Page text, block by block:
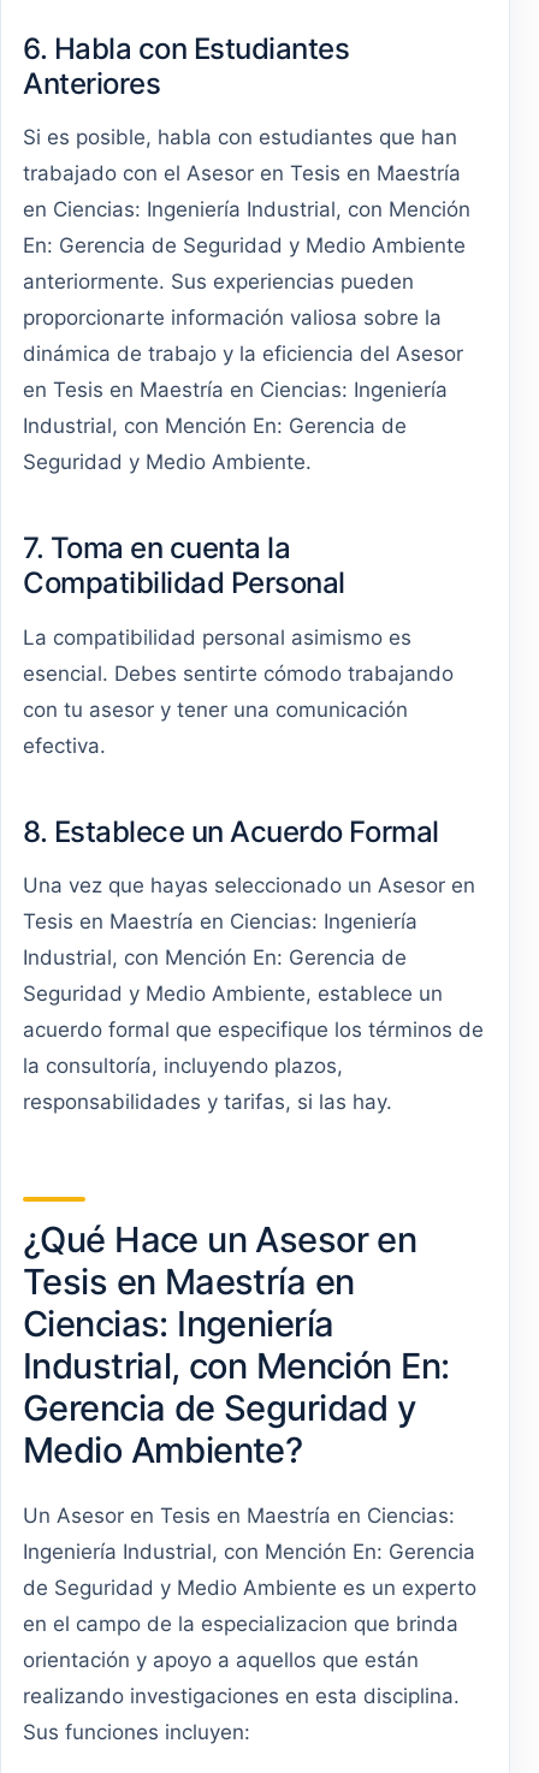
6. Habla con Estudiantes
Anteriores
Si es posible, habla con estudiantes que han
trabajado con el Asesor en Tesis en Maestría
en Ciencias: Ingeniería Industrial, con Mención
En: Gerencia de Seguridad y Medio Ambiente
anteriormente. Sus experiencias pueden
proporcionarte información valiosa sobre la
dinámica de trabajo y la eficiencia del Asesor
en Tesis en Maestría en Ciencias: Ingeniería
Industrial, con Mención En: Gerencia de
Seguridad y Medio Ambiente.
7. Toma en cuenta la
Compatibilidad Personal
La compatibilidad personal asimismo es
esencial. Debes sentirte cómodo trabajando
con tu asesor y tener una comunicación
efectiva.
8. Establece un Acuerdo Formal
Una vez que hayas seleccionado un Asesor en
Tesis en Maestría en Ciencias: Ingeniería
Industrial, con Mención En: Gerencia de
Seguridad y Medio Ambiente, establece un
acuerdo formal que especifique los términos de
la consultoría, incluyendo plazos,
responsabilidades y tarifas, si las hay.
¿Qué Hace un Asesor en
Tesis en Maestría en
Ciencias: Ingeniería
Industrial, con Mención En:
Gerencia de Seguridad y
Medio Ambiente?
Un Asesor en Tesis en Maestría en Ciencias:
Ingeniería Industrial, con Mención En: Gerencia
de Seguridad y Medio Ambiente es un experto
en el campo de la especializacion que brinda
orientación y apoyo a aquellos que están
realizando investigaciones en esta disciplina.
Sus funciones incluyen: